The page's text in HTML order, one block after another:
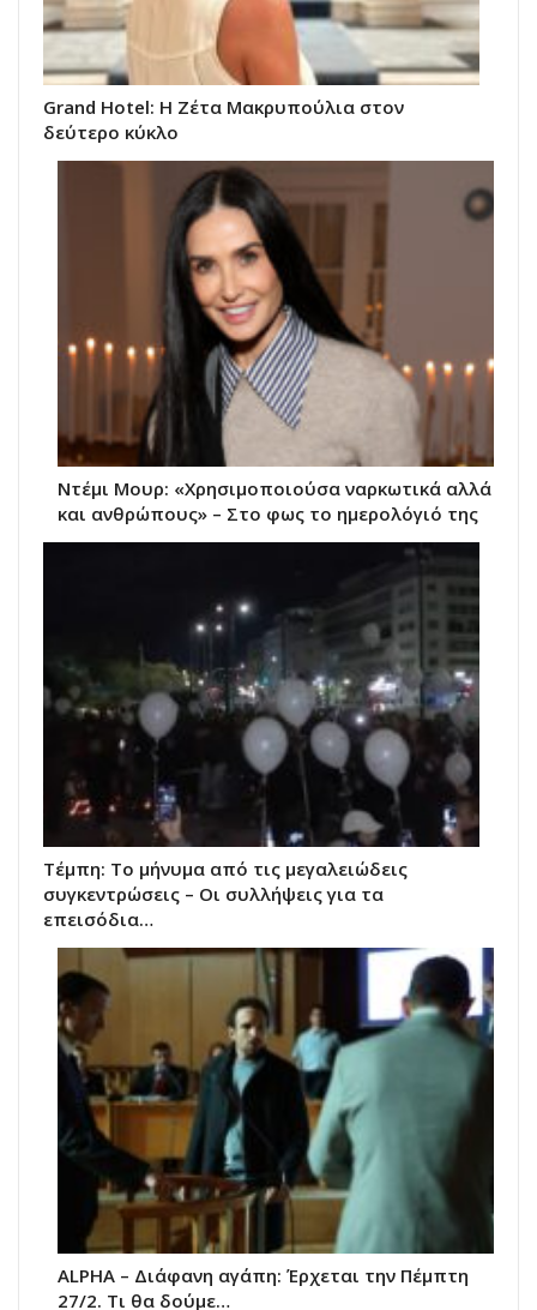
Grand Hotel: Η Ζέτα Μακρυπούλια στον
δεύτερο κύκλο
Ντέμι Μουρ: «Χρησιμοποιούσα ναρκωτικά αλλά
και ανθρώπους» – Στο φως το ημερολόγιό της
Τέμπη: Το μήνυμα από τις μεγαλειώδεις
συγκεντρώσεις – Οι συλλήψεις για τα
επεισόδια…
ALPHA – Διάφανη αγάπη: Έρχεται την Πέμπτη
27/2. Τι θα δούμε…